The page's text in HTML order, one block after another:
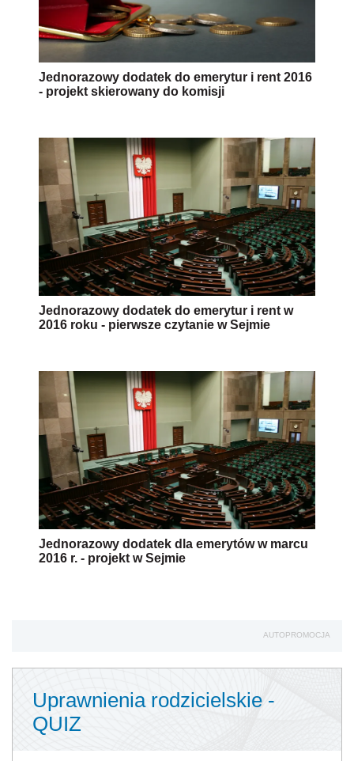
Jednorazowy dodatek do emerytur i rent 2016
- projekt skierowany do komisji
Jednorazowy dodatek do emerytur i rent w
2016 roku - pierwsze czytanie w Sejmie
Jednorazowy dodatek dla emerytów w marcu
2016 r. - projekt w Sejmie
AUTOPROMOCJA
Uprawnienia rodzicielskie -
QUIZ